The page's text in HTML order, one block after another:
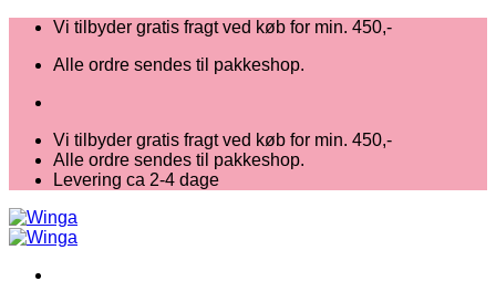
Fortsæt
indhold
Vi tilbyder gratis fragt ved køb for min. 450,-
Alle ordre sendes til pakkeshop.
Vi tilbyder gratis fragt ved køb for min. 450,-
Alle ordre sendes til pakkeshop.
Levering ca 2-4 dage